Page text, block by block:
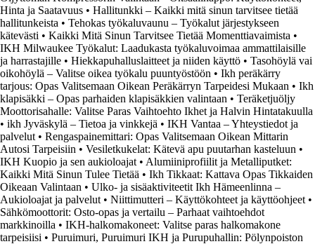
Hinta ja Saatavuus • Hallitunkki – Kaikki mitä sinun tarvitsee tietää
hallitunkeista • Tehokas työkaluvaunu – Työkalut järjestykseen
kätevästi • Kaikki Mitä Sinun Tarvitsee Tietää Momenttiavaimista •
IKH Milwaukee Työkalut: Laadukasta työkaluvoimaa ammattilaisille
ja harrastajille • Hiekkapuhalluslaitteet ja niiden käyttö • Tasohöylä vai
oikohöylä – Valitse oikea työkalu puuntyöstöön • Ikh peräkärry
tarjous: Opas Valitsemaan Oikean Peräkärryn Tarpeidesi Mukaan • Ikh
klapisäkki – Opas parhaiden klapisäkkien valintaan • Teräketjuöljy
Moottorisahalle: Valitse Paras Vaihtoehto Ikhet ja Halvin Hintatakuulla
• ikh Jyväskylä – Tietoa ja vinkkejä • IKH Vantaa – Yhteystiedot ja
palvelut • Rengaspainemittari: Opas Valitsemaan Oikean Mittarin
Autosi Tarpeisiin • Vesiletkukelat: Kätevä apu puutarhan kasteluun •
IKH Kuopio ja sen aukioloajat • Alumiiniprofiilit ja Metalliputket:
Kaikki Mitä Sinun Tulee Tietää • Ikh Tikkaat: Kattava Opas Tikkaiden
Oikeaan Valintaan • Ulko- ja sisäaktiviteetit Ikh Hämeenlinna –
Aukioloajat ja palvelut • Niittimutteri – Käyttökohteet ja käyttöohjeet •
Sähkömoottorit: Osto-opas ja vertailu – Parhaat vaihtoehdot
markkinoilla • IKH-halkomakoneet: Valitse paras halkomakone
tarpeisiisi • Puruimuri, Puruimuri IKH ja Purupuhallin: Pölynpoiston